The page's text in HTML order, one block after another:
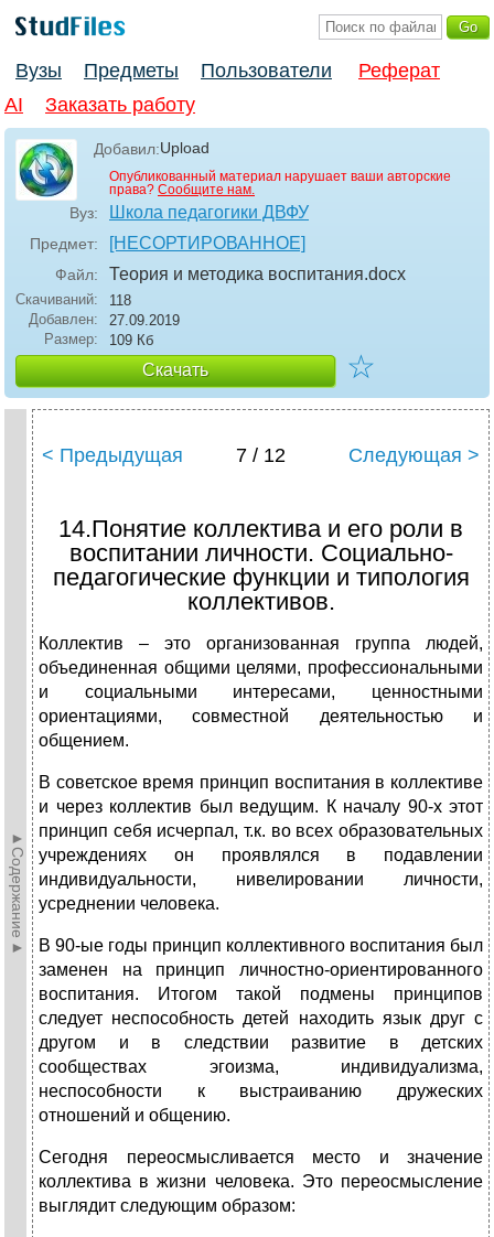
Вузы Предметы Пользователи
Реферат
AI
Заказать работу
Добавил:Upload
Опубликованный материал нарушает ваши авторские
права? Сообщите нам.
Вуз: Школа педагогики ДВФУ
Предмет: [НЕСОРТИРОВАННОЕ]
Файл: Теория и методика воспитания.docx
Скачиваний:
118
Добавлен:
27.09.2019
Размер:
109 Кб
Скачать ☆
►Содержание►
< Предыдущая 7 / 12 Следующая >
14.Понятие коллектива и его роли в
воспитании личности. Социально-
педагогические функции и типология
коллективов.
Коллектив – это организованная группа людей,
объединенная общими целями, профессиональными
и социальными интересами, ценностными
ориентациями, совместной деятельностью и
общением.
В советское время принцип воспитания в коллективе
и через коллектив был ведущим. К началу 90-х этот
принцип себя исчерпал, т.к. во всех образовательных
учреждениях он проявлялся в подавлении
индивидуальности, нивелировании личности,
усреднении человека.
В 90-ые годы принцип коллективного воспитания был
заменен на принцип личностно-ориентированного
воспитания. Итогом такой подмены принципов
следует неспособность детей находить язык друг с
другом и в следствии развитие в детских
сообществах эгоизма, индивидуализма,
неспособности к выстраиванию дружеских
отношений и общению.
Сегодня переосмысливается место и значение
коллектива в жизни человека. Это переосмысление
выглядит следующим образом: